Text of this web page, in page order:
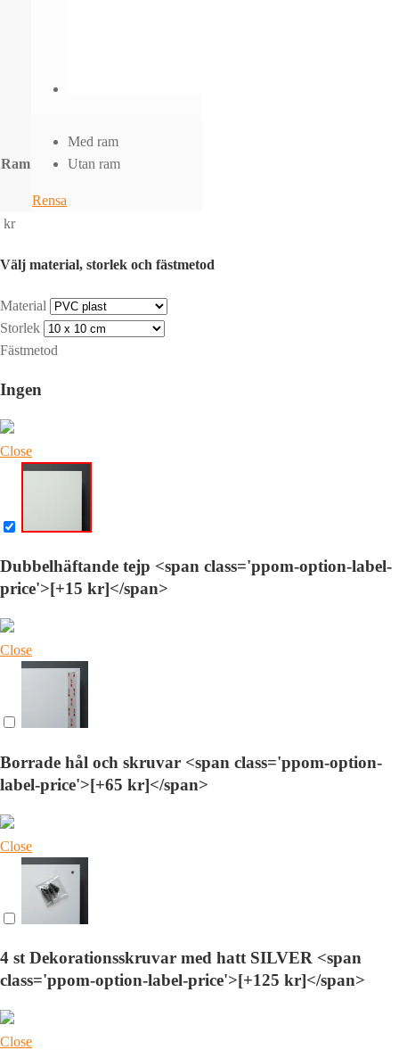
Ram
Med ram
Utan ram
Rensa
kr
Välj material, storlek och fästmetod
Material
Storlek
Fästmetod
Ingen
Close
Dubbelhäftande tejp <span class='ppom-option-label-
price'>[+15 kr]</span>
Close
Borrade hål och skruvar <span class='ppom-option-
label-price'>[+65 kr]</span>
Close
4 st Dekorationsskruvar med hatt SILVER <span
class='ppom-option-label-price'>[+125 kr]</span>
Close